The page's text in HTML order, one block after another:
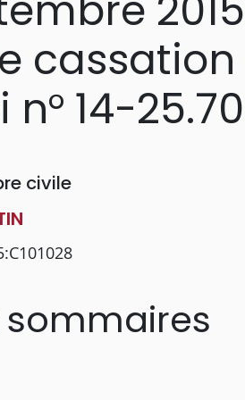
cassation
n° 14-
civile
sommaires